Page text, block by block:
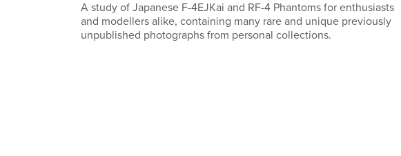
A study of Japanese F-4EJKai and RF-4 Phantoms for enthusiasts
and modellers alike, containing many rare and unique previously
unpublished photographs from personal collections.